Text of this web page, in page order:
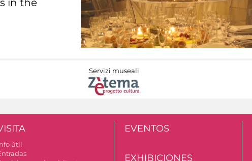
in the
Servizi museali
útil
EVENTOS
EXHIBICIONES